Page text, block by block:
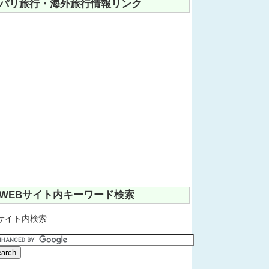
リ旅行・海外旅行情報リンク
サイト内キーワード検索
イト内検索